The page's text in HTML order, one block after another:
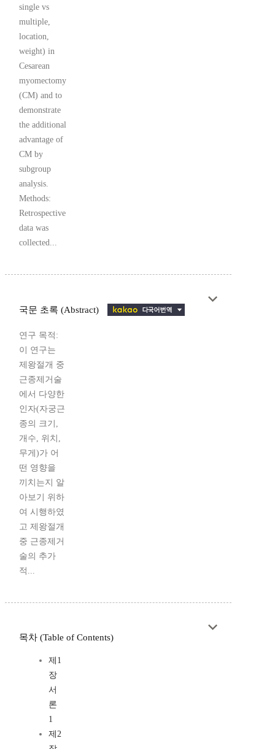
single vs
multiple,
location,
weight) in
Cesarean
myomectomy
(CM) and to
demonstrate
the additional
advantage of
CM by
subgroup
analysis.
Methods:
Retrospective
data was
collected...
국문 초록 (Abstract)
연구 목적:
이 연구는
제왕절개 중
근종제거술
에서 다양한
인자(자궁근
종의 크기,
개수, 위치,
무게)가 어
떤 영향을
끼치는지 알
아보기 위하
여 시행하였
고 제왕절개
중 근종제거
술의 추가
적...
목차 (Table of Contents)
제1
장
서
론
1
제2